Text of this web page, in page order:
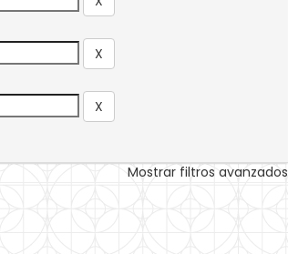
Mostrar filtros avanzados